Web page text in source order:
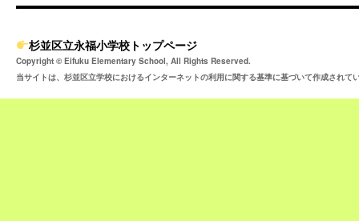
杉並区立永福小学校トップページ
Copyright © Eifuku Elementary School, All Rights Reserved.
当サイトは、杉並区立学校におけるインターネットの利用に関する基準に基づいて作成されて